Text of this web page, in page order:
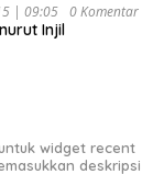
| 09:05 0 Komentar
Injil
widget recent
deskripsi